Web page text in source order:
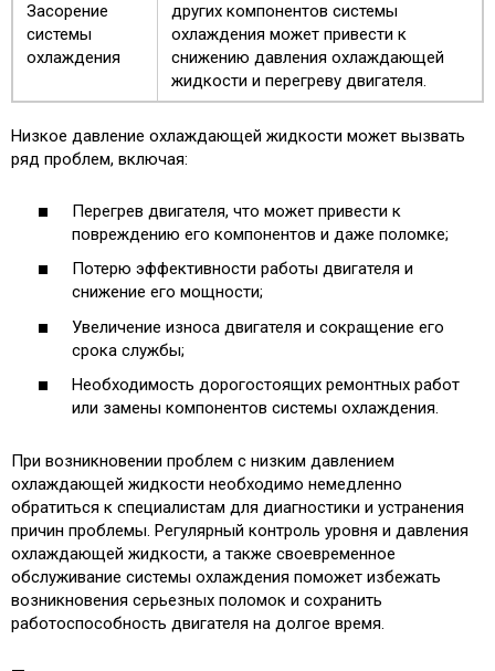
Засорение
системы
охлаждения
других компонентов системы
охлаждения может привести к
снижению давления охлаждающей
жидкости и перегреву двигателя.
Низкое давление охлаждающей жидкости может вызвать
ряд проблем, включая:
Перегрев двигателя, что может привести к
повреждению его компонентов и даже поломке;
Потерю эффективности работы двигателя и
снижение его мощности;
Увеличение износа двигателя и сокращение его
срока службы;
Необходимость дорогостоящих ремонтных работ
или замены компонентов системы охлаждения.
При возникновении проблем с низким давлением
охлаждающей жидкости необходимо немедленно
обратиться к специалистам для диагностики и устранения
причин проблемы. Регулярный контроль уровня и давления
охлаждающей жидкости, а также своевременное
обслуживание системы охлаждения поможет избежать
возникновения серьезных поломок и сохранить
работоспособность двигателя на долгое время.